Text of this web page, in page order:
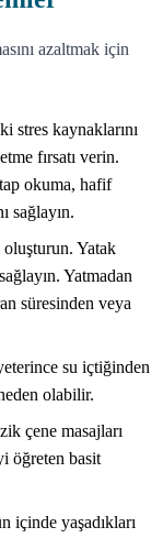
azaltmak için
stres kaynaklarını
fırsatı verin.
okuma, hafif
sağlayın.
Yatak
Yatmadan
süresinden veya
su içtiğinden
olabilir.
çene masajları
öğreten basit
içinde yaşadıkları